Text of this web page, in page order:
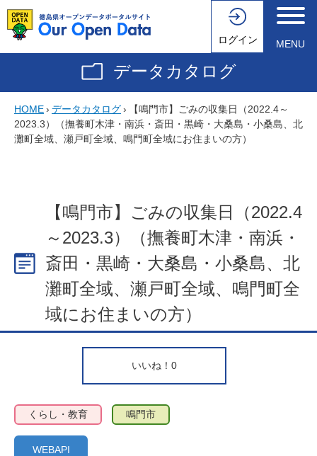
ログイン MENU
データカタログ
HOME› データカタログ›
【鳴門市】ごみの収集日（2022.4～
2023.3）（撫養町木津・南浜・斎田・黒崎・大桑島・小桑島、北
灘町全域、瀬戸町全域、鳴門町全域にお住まいの方）
【鳴門市】ごみの収集日（2022.4
～2023.3）（撫養町木津・南浜・
斎田・黒崎・大桑島・小桑島、北
灘町全域、瀬戸町全域、鳴門町全
域にお住まいの方）
いいね！ 0
くらし・教育 鳴門市
WEBAPI